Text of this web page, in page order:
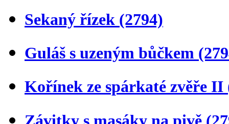
Sekaný řízek (2794)
Guláš s uzeným bůčkem
Kořínek ze spárkaté zvěře II
Závitky s masáky na pivě